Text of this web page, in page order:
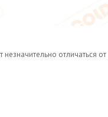
отличаться